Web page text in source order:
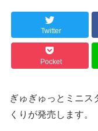
Twitter
Pocket
ぎゅぎゅっとミニス
くりが発売します。